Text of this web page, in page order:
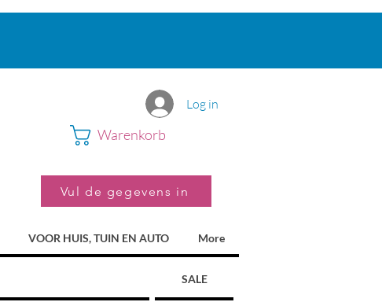
Log in
Warenkorb
Vul de gegevens in
VOOR HUIS, TUIN EN AUTO More
SALE